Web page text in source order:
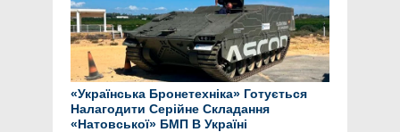
«Українська Бронетехніка» Готується
Налагодити Серійне Складання
«Натовської» БМП В Україні